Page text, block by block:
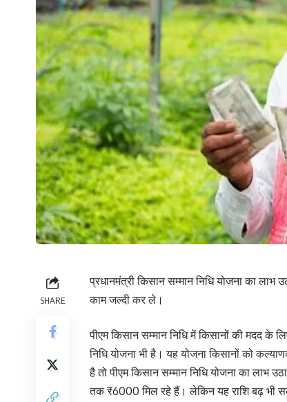
SHARE
प्रधानमंत्री किसान सम्मान निधि योजना का
काम जल्दी कर ले।
पीएम किसान सम्मान निधि में किसानों की मदद के
निधि योजना भी है। यह योजना किसानों को
है तो पीएम किसान सम्मान निधि योजना का लाभ
तक ₹6000 मिल रहे हैं। लेकिन यह राशि बढ़ भी